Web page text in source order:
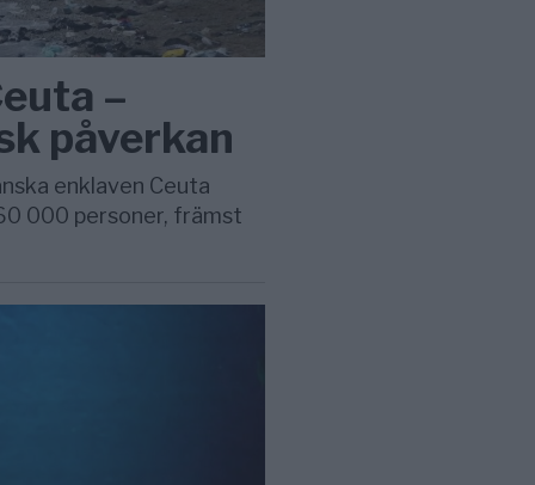
–
påverkan
enklaven Ceuta
000 personer, främst